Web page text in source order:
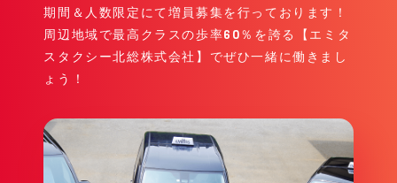
期間＆人数限定にて増員募集を行っております！
周辺地域で最高クラスの歩率60％を誇る【エミタ
スタクシー北総株式会社】でぜひ一緒に働きまし
ょう！